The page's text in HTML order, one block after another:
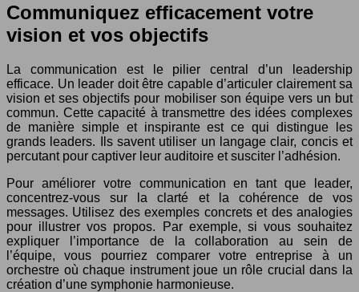
Communiquez efficacement votre
vision et vos objectifs
La communication est le pilier central d’un leadership
efficace. Un leader doit être capable d’articuler clairement sa
vision et ses objectifs pour mobiliser son équipe vers un but
commun. Cette capacité à transmettre des idées complexes
de manière simple et inspirante est ce qui distingue les
grands leaders. Ils savent utiliser un langage clair, concis et
percutant pour captiver leur auditoire et susciter l’adhésion.
Pour améliorer votre communication en tant que leader,
concentrez-vous sur la clarté et la cohérence de vos
messages. Utilisez des exemples concrets et des analogies
pour illustrer vos propos. Par exemple, si vous souhaitez
expliquer l’importance de la collaboration au sein de
l’équipe, vous pourriez comparer votre entreprise à un
orchestre où chaque instrument joue un rôle crucial dans la
création d’une symphonie harmonieuse.